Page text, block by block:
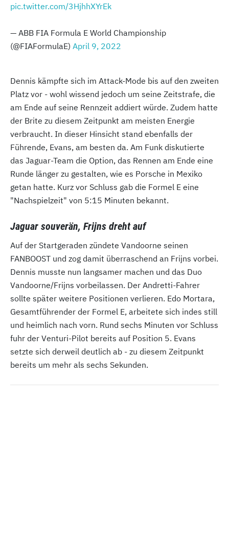
pic.twitter.com/3HjhhXYrEk
— ABB FIA Formula E World Championship
(@FIAFormulaE) April 9, 2022
Dennis kämpfte sich im Attack-Mode bis auf den zweiten
Platz vor - wohl wissend jedoch um seine Zeitstrafe, die
am Ende auf seine Rennzeit addiert würde. Zudem hatte
der Brite zu diesem Zeitpunkt am meisten Energie
verbraucht. In dieser Hinsicht stand ebenfalls der
Führende, Evans, am besten da. Am Funk diskutierte
das Jaguar-Team die Option, das Rennen am Ende eine
Runde länger zu gestalten, wie es Porsche in Mexiko
getan hatte. Kurz vor Schluss gab die Formel E eine
"Nachspielzeit" von 5:15 Minuten bekannt.
Jaguar souverän, Frijns dreht auf
Auf der Startgeraden zündete Vandoorne seinen
FANBOOST und zog damit überraschend an Frijns vorbei.
Dennis musste nun langsamer machen und das Duo
Vandoorne/Frijns vorbeilassen. Der Andretti-Fahrer
sollte später weitere Positionen verlieren. Edo Mortara,
Gesamtführender der Formel E, arbeitete sich indes still
und heimlich nach vorn. Rund sechs Minuten vor Schluss
fuhr der Venturi-Pilot bereits auf Position 5. Evans
setzte sich derweil deutlich ab - zu diesem Zeitpunkt
bereits um mehr als sechs Sekunden.